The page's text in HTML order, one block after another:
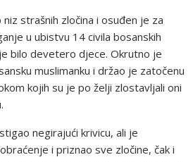
strašnih zločina i osuđen je za
u ubistvu 14 civila bosanskih
bilo devetero djece. Okrutno je
muslimanku i držao je zatočenu
kojih su je po želji zlostavljali oni
negirajući krivicu, ali je
i priznao sve zločine, čak i